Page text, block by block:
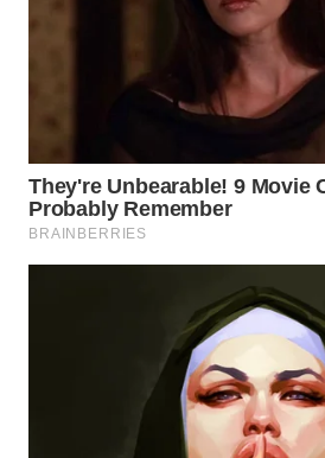
DEPOK
WN
TAPANULI
UTARA